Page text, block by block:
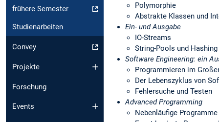
frühere Semester
Studienarbeiten
Convey
Projekte
Forschung
Events
Polymorphie
Abstrakte Klassen und
Ein- und Ausgabe
IO-Streams
String-Pools und Hashing
Software Engineering: ein
Programmieren im
Der Lebenszyklus von
Fehlersuche und Testen
Advanced Programming
Nebenläufige